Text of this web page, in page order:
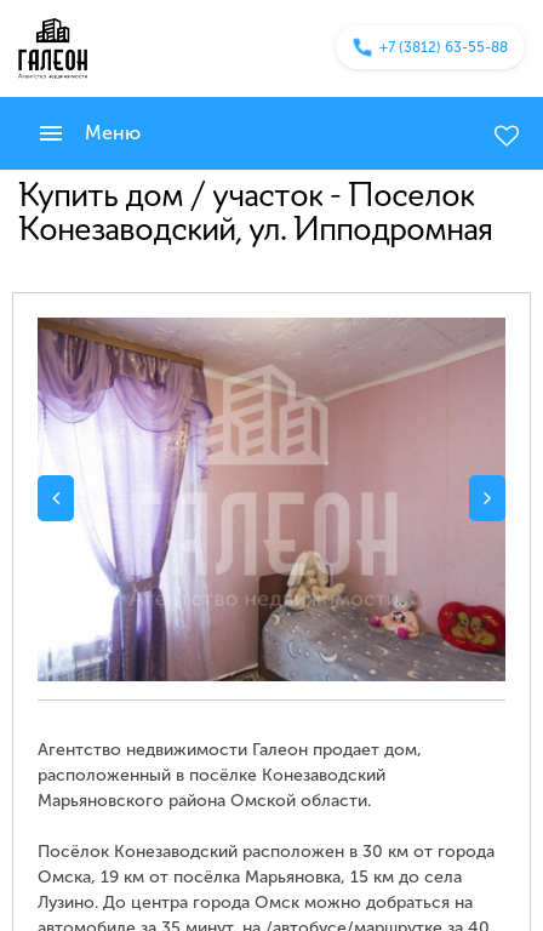
+7 (3812) 63-55-88
Меню
Купить дом / участок - Поселок
Конезаводский, ул. Ипподромная
Агентство недвижимости Галеон продает дом,
расположенный в посёлке Конезаводский
Марьяновского района Омской области.
Посёлок Конезаводский расположен в 30 км от города
Омска, 19 км от посёлка Марьяновка, 15 км до села
Лузино. До центра города Омск можно добраться на